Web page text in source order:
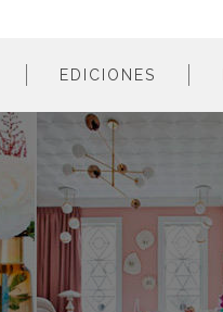
EDICIONES
madrid 2026
madrid 2025
madrid 2024
madrid 2023
madrid 2022